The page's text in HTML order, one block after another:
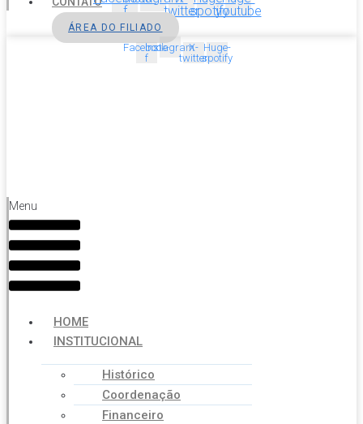
f
twitterspotifyyoutube
ÁREA DO FILIADO
Facebook-
f
InstagramX-
twitter
Huge-
spotify
Menu
HOME
INSTITUCIONAL
Histórico
Coordenação
Financeiro